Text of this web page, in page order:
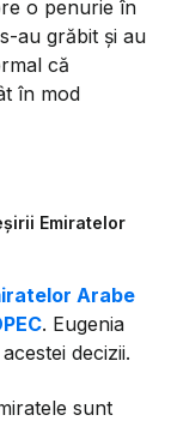
o penurie în
au grăbit și au
că
în mod
Emiratelor
Arabe
. Eugenia
decizii.
sunt